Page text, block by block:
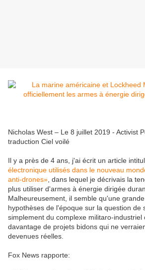
Nicholas West – Le 8 juillet 2019 - Activist
traduction Ciel voilé
Il y a près de 4 ans, j'ai écrit un article
électronique utilisés dans le nouveau
anti-drones» , dans lequel je décrivais la
plus utiliser d'armes à énergie dirigée
Malheureusement, il semble qu'une
hypothèses de l'époque sur la question de
simplement du complexe militaro-industriel
davantage de projets bidons qui ne
devenues réelles.
Fox News rapporte: